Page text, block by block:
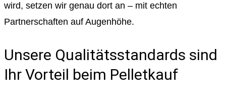
wird, setzen wir genau dort an – mit echten
Partnerschaften auf Augenhöhe.
Unsere Qualitätsstandards sind
Ihr Vorteil beim Pelletkauf